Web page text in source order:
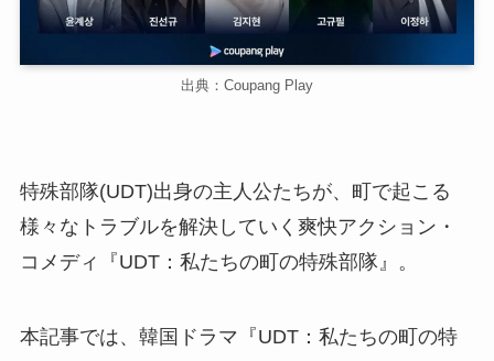
出典：Coupang Play
特殊部隊(UDT)出身の主人公たちが、町で起こる
様々なトラブルを解決していく爽快アクション・
コメディ『UDT：私たちの町の特殊部隊』。
本記事では、韓国ドラマ『UDT：私たちの町の特